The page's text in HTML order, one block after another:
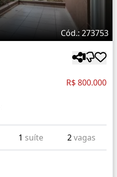
Cód.: 273753
R$ 800.000
1 suíte 2vagas